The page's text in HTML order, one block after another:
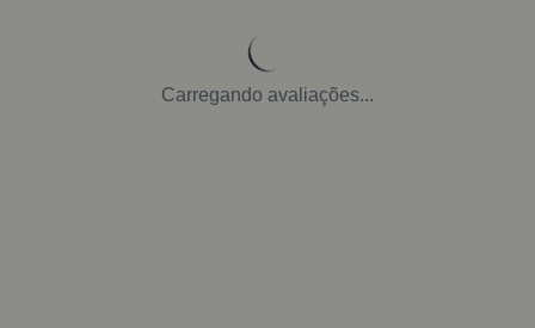
Carregando avaliações...